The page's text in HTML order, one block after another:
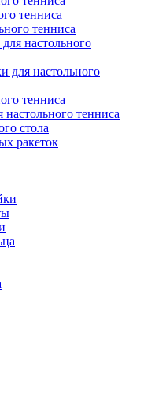
тенниса
тенниса
настольного
для настольного
тенниса
тенниса
стола
ракеток